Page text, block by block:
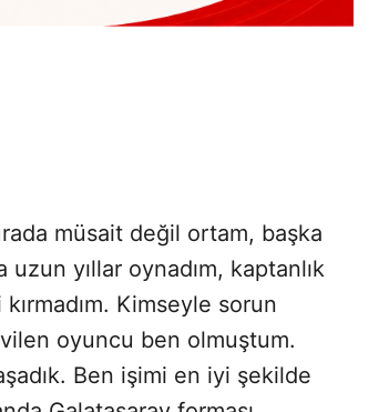
müsait değil ortam, başka
yıllar oynadım, kaptanlık
Kimseyle sorun
oyuncu ben olmuştum.
Ben işimi en iyi şekilde